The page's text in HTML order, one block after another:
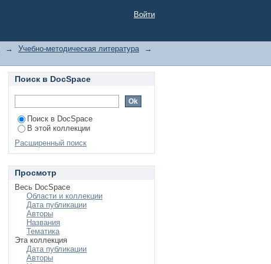
Войти
→ Учебно-методическая литература
→
Поиск в DocSpace
Поиск в DocSpace
В этой коллекции
Расширенный поиск
Просмотр
Весь DocSpace
Области и коллекции
Дата публикации
Авторы
Названия
Тематика
Эта коллекция
Дата публикации
Авторы